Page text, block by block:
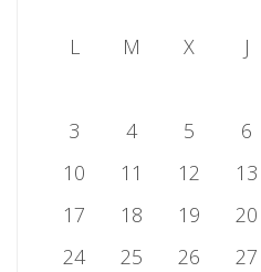
L M X J
3
4 5 6
10
11 12 13
17
18 19 20
24
25 26 27